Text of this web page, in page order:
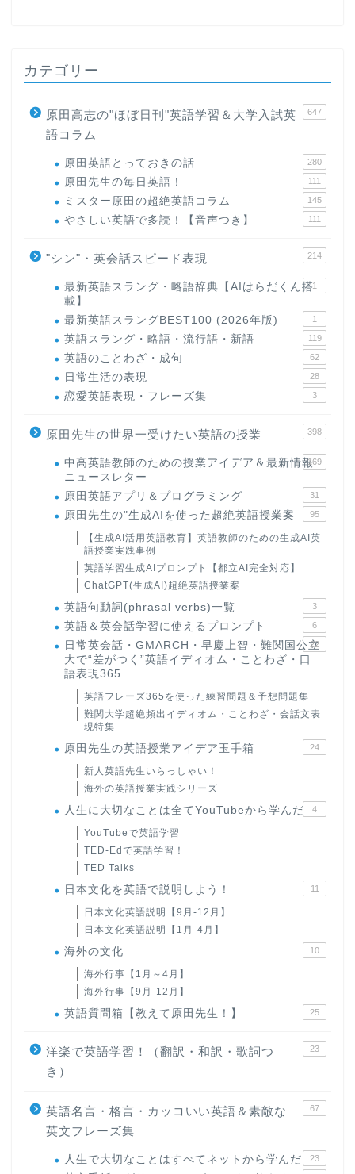
カテゴリー
原田高志の"ほぼ日刊"英語学習＆大学入試英
語コラム
647
原田英語とっておきの話 280
原田先生の毎日英語！ 111
ミスター原田の超絶英語コラム 145
やさしい英語で多読！【音声つき】 111
"シン"・英会話スピード表現 214
最新英語スラング・略語辞典【AIはらだくん搭
載】
1
最新英語スラングBEST100 (2026年版) 1
英語スラング・略語・流行語・新語 119
英語のことわざ・成句 62
日常生活の表現 28
恋愛英語表現・フレーズ集 3
原田先生の世界一受けたい英語の授業 398
中高英語教師のための授業アイデア＆最新情報
ニュースレター
169
原田英語アプリ＆プログラミング 31
原田先生の"生成AIを使った超絶英語授業案 95
【生成AI活用英語教育】英語教師のための生成AI英
語授業実践事例
英語学習生成AIプロンプト【都立AI完全対応】
ChatGPT(生成AI)超絶英語授業案
英語句動詞(phrasal verbs)一覧 3
英語＆英会話学習に使えるプロンプト 6
日常英会話・GMARCH・早慶上智・難関国公立
大で“差がつく”英語イディオム・ことわざ・口
語表現365
22
英語フレーズ365を使った練習問題＆予想問題集
難関大学超絶頻出イディオム・ことわざ・会話文表
現特集
原田先生の英語授業アイデア玉手箱 24
新人英語先生いらっしゃい！
海外の英語授業実践シリーズ
人生に大切なことは全てYouTubeから学んだ 4
YouTubeで英語学習
TED-Edで英語学習！
TED Talks
日本文化を英語で説明しよう！ 11
日本文化英語説明【9月-12月】
日本文化英語説明【1月-4月】
海外の文化 10
海外行事【1月～4月】
海外行事【9月-12月】
英語質問箱【教えて原田先生！】 25
洋楽で英語学習！（翻訳・和訳・歌詞つ
き）
23
英語名言・格言・カッコいい英語＆素敵な
英文フレーズ集
67
人生で大切なことはすべてネットから学んだ 23